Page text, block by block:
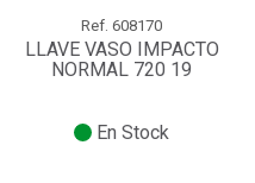
Ref. 608170
LLAVE VASO IMPACTO
NORMAL 720 19
En Stock